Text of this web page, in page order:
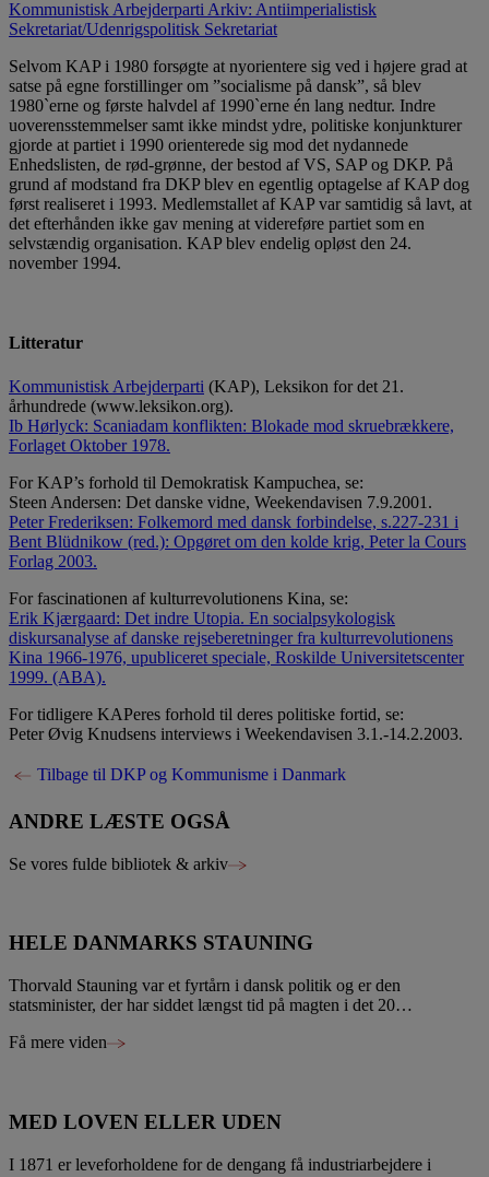
Kommunistisk Arbejderparti Arkiv: Antiimperialistisk
Sekretariat/Udenrigspolitisk Sekretariat
Selvom KAP i 1980 forsøgte at nyorientere sig ved i højere grad at
satse på egne forstillinger om ”socialisme på dansk”, så blev
1980`erne og første halvdel af 1990`erne én lang nedtur. Indre
uoverensstemmelser samt ikke mindst ydre, politiske konjunkturer
gjorde at partiet i 1990 orienterede sig mod det nydannede
Enhedslisten, de rød-grønne, der bestod af VS, SAP og DKP. På
grund af modstand fra DKP blev en egentlig optagelse af KAP dog
først realiseret i 1993. Medlemstallet af KAP var samtidig så lavt, at
det efterhånden ikke gav mening at videreføre partiet som en
selvstændig organisation. KAP blev endelig opløst den 24.
november 1994.
Litteratur
Kommunistisk Arbejderparti (KAP), Leksikon for det 21.
århundrede (www.leksikon.org).
Ib Hørlyck: Scaniadam konflikten: Blokade mod skruebrækkere,
Forlaget Oktober 1978.
For KAP’s forhold til Demokratisk Kampuchea, se:
Steen Andersen: Det danske vidne, Weekendavisen 7.9.2001.
Peter Frederiksen: Folkemord med dansk forbindelse, s.227-231 i
Bent Blüdnikow (red.): Opgøret om den kolde krig, Peter la Cours
Forlag 2003.
For fascinationen af kulturrevolutionens Kina, se:
Erik Kjærgaard: Det indre Utopia. En socialpsykologisk
diskursanalyse af danske rejseberetninger fra kulturrevolutionens
Kina 1966-1976, upubliceret speciale, Roskilde Universitetscenter
1999. (ABA).
For tidligere KAPeres forhold til deres politiske fortid, se:
Peter Øvig Knudsens interviews i Weekendavisen 3.1.-14.2.2003.
Tilbage til DKP og Kommunisme i Danmark
ANDRE LÆSTE OGSÅ
Se vores fulde bibliotek & arkiv
HELE DANMARKS STAUNING
Thorvald Stauning var et fyrtårn i dansk politik og er den
statsminister, der har siddet længst tid på magten i det 20…
Få mere viden
MED LOVEN ELLER UDEN
I 1871 er leveforholdene for de dengang få industriarbejdere i